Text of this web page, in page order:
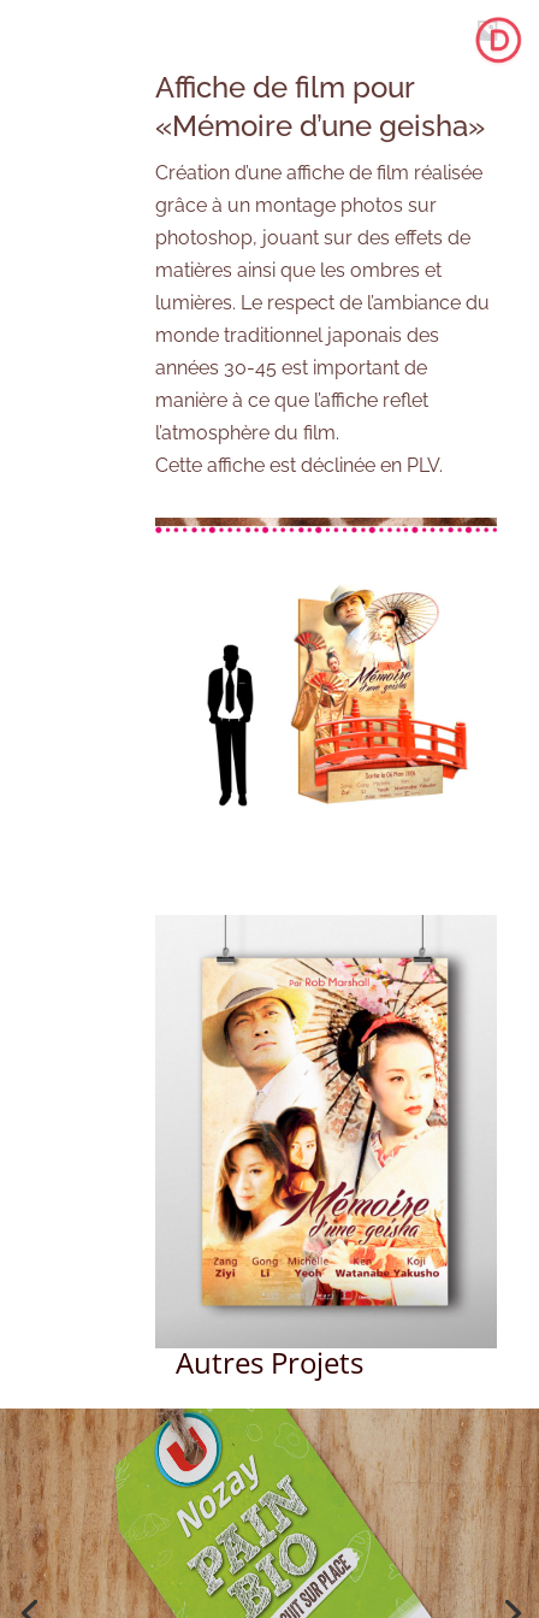
Affiche de film pour
«Mémoire d’une geisha»
Création d’une affiche de film réalisée
grâce à un montage photos sur
photoshop, jouant sur des effets de
matières ainsi que les ombres et
lumières. Le respect de l’ambiance du
monde traditionnel japonais des
années 30-45 est important de
manière à ce que l’affiche reflet
l’atmosphère du film.
Cette affiche est déclinée en PLV.
Autres Projets